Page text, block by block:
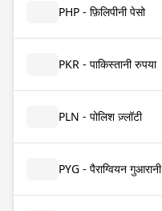
PHP - फ़िलिपीनी पेसो
PKR - पाकिस्तानी रुपया
PLN - पोलिश ज़्लॉटी
PYG - पैराग्वियन गुआरानी